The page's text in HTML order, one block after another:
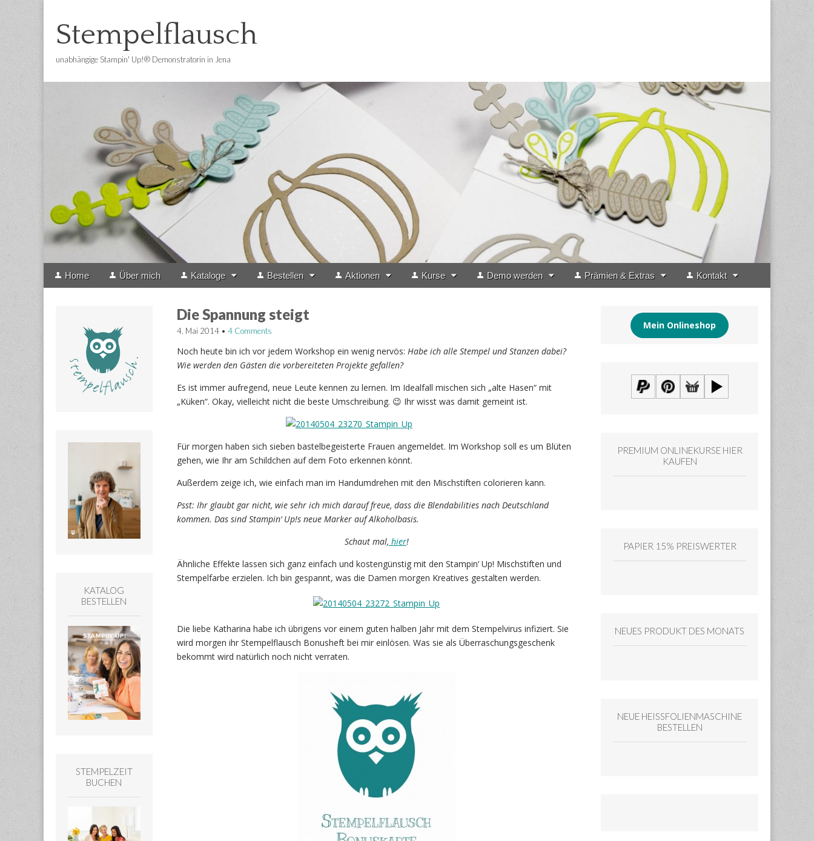
Stempelflausch
unabhängige Stampin' Up!® Demonstratorin in Jena
Main
Skip
Home Über mich Kataloge Bestellen Aktionen Kurse Demo werden Prämien & Extras Kontakt
Die Spannung steigt
4. Mai 2014• 4 Comments
Noch heute bin ich vor jedem Workshop ein wenig nervös: Habe ich alle Stempel und Stanzen dabei?
Wie werden den Gästen die vorbereiteten Projekte gefallen?
Es ist immer aufregend, neue Leute kennen zu lernen. Im Idealfall mischen sich „alte Hasen“ mit
„Küken“. Okay, vielleicht nicht die beste Umschreibung. 😉 Ihr wisst was damit gemeint ist.
Für morgen haben sich sieben bastelbegeisterte Frauen angemeldet. Im Workshop soll es um Blüten
gehen, wie Ihr am Schildchen auf dem Foto erkennen könnt.
Außerdem zeige ich, wie einfach man im Handumdrehen mit den Mischstiften colorieren kann.
Psst: Ihr glaubt gar nicht, wie sehr ich mich darauf freue, dass die Blendabilities nach Deutschland
kommen. Das sind Stampin‘ Up!s neue Marker auf Alkoholbasis.
Schaut mal, hier!
Ähnliche Effekte lassen sich ganz einfach und kostengünstig mit den Stampin‘ Up! Mischstiften und
Stempelfarbe erzielen. Ich bin gespannt, was die Damen morgen Kreatives gestalten werden.
Die liebe Katharina habe ich übrigens vor einem guten halben Jahr mit dem Stempelvirus infiziert. Sie
wird morgen ihr Stempelflausch Bonusheft bei mir einlösen. Was sie als Überraschungsgeschenk
bekommt wird natürlich noch nicht verraten.
KATALOG
BESTELLEN
STEMPELZEIT
BUCHEN
Mein Onlineshop
PREMIUM ONLINEKURSE HIER
KAUFEN
PAPIER 15% PREISWERTER
NEUES PRODUKT DES MONATS
NEUE HEISSFOLIENMASCHINE
BESTELLEN